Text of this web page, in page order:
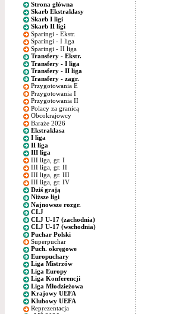
Strona główna
Skarb Ekstraklasy
Skarb I ligi
Skarb II ligi
Sparingi - Ekstr.
Sparingi - I liga
Sparingi - II liga
Transfery - Ekstr.
Transfery - I liga
Transfery - II liga
Transfery - zagr.
Przygotowania E
Przygotowania I
Przygotowania II
Polacy za granicą
Obcokrajowcy
Baraże 2026
Ekstraklasa
I liga
II liga
III liga
III liga, gr. I
III liga, gr. II
III liga, gr. III
III liga, gr. IV
Dziś grają
Niższe ligi
Najnowsze rozgr.
CLJ
CLJ U-17 (zachodnia)
CLJ U-17 (wschodnia)
Puchar Polski
Superpuchar
Puch. okręgowe
Europuchary
Liga Mistrzów
Liga Europy
Liga Konferencji
Liga Młodzieżowa
Krajowy UEFA
Klubowy UEFA
Reprezentacja